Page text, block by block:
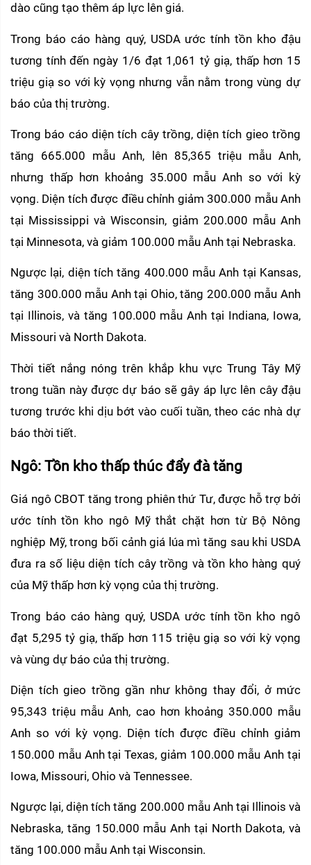
dào cũng tạo thêm áp lực lên giá.
Trong báo cáo hàng quý, USDA ước tính tồn kho đậu
tương tính đến ngày 1/6 đạt 1,061 tỷ giạ, thấp hơn 15
triệu giạ so với kỳ vọng nhưng vẫn nằm trong vùng dự
báo của thị trường.
Trong báo cáo diện tích cây trồng, diện tích gieo trồng
tăng 665.000 mẫu Anh, lên 85,365 triệu mẫu Anh,
nhưng thấp hơn khoảng 35.000 mẫu Anh so với kỳ
vọng. Diện tích được điều chỉnh giảm 300.000 mẫu Anh
tại Mississippi và Wisconsin, giảm 200.000 mẫu Anh
tại Minnesota, và giảm 100.000 mẫu Anh tại Nebraska.
Ngược lại, diện tích tăng 400.000 mẫu Anh tại Kansas,
tăng 300.000 mẫu Anh tại Ohio, tăng 200.000 mẫu Anh
tại Illinois, và tăng 100.000 mẫu Anh tại Indiana, Iowa,
Missouri và North Dakota.
Thời tiết nắng nóng trên khắp khu vực Trung Tây Mỹ
trong tuần này được dự báo sẽ gây áp lực lên cây đậu
tương trước khi dịu bớt vào cuối tuần, theo các nhà dự
báo thời tiết.
Ngô: Tồn kho thấp thúc đẩy đà tăng
Giá ngô CBOT tăng trong phiên thứ Tư, được hỗ trợ bởi
ước tính tồn kho ngô Mỹ thắt chặt hơn từ Bộ Nông
nghiệp Mỹ, trong bối cảnh giá lúa mì tăng sau khi USDA
đưa ra số liệu diện tích cây trồng và tồn kho hàng quý
của Mỹ thấp hơn kỳ vọng của thị trường.
Trong báo cáo hàng quý, USDA ước tính tồn kho ngô
đạt 5,295 tỷ giạ, thấp hơn 115 triệu giạ so với kỳ vọng
và vùng dự báo của thị trường.
Diện tích gieo trồng gần như không thay đổi, ở mức
95,343 triệu mẫu Anh, cao hơn khoảng 350.000 mẫu
Anh so với kỳ vọng. Diện tích được điều chỉnh giảm
150.000 mẫu Anh tại Texas, giảm 100.000 mẫu Anh tại
Iowa, Missouri, Ohio và Tennessee.
Ngược lại, diện tích tăng 200.000 mẫu Anh tại Illinois và
Nebraska, tăng 150.000 mẫu Anh tại North Dakota, và
tăng 100.000 mẫu Anh tại Wisconsin.